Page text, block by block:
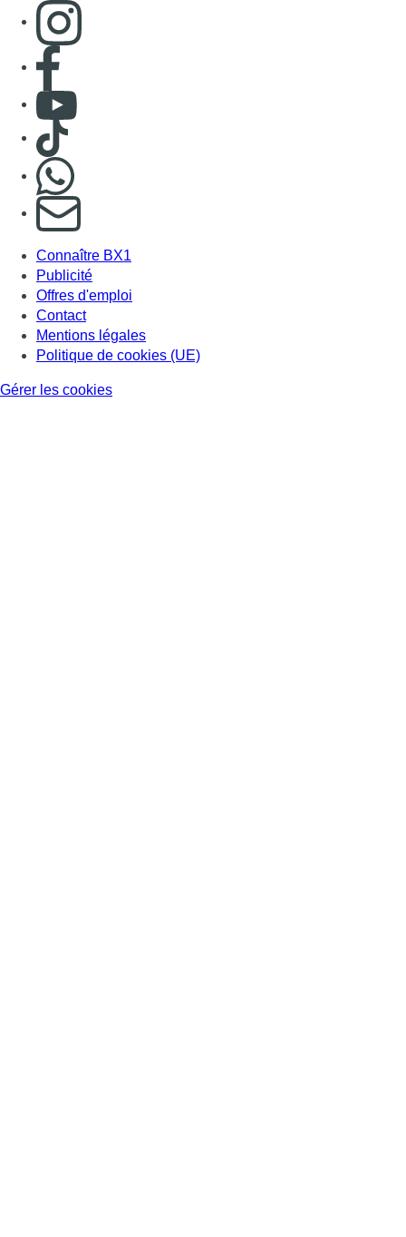
Consulter page Instagram
Consulter page Facebook
Consulter Youtube
Consulter TikTok
S'abonner à notre newsletter
Connaître BX1
Publicité
Offres d'emploi
Contact
Mentions légales
Politique de cookies (UE)
Gérer les cookies